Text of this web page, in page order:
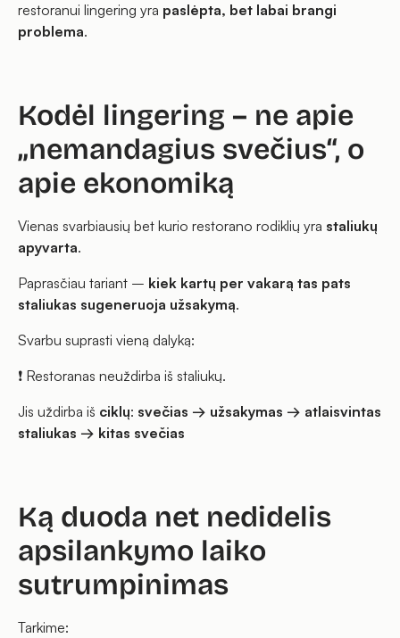
restoranui lingering yra paslėpta, bet labai brangi
problema.
Kodėl lingering – ne apie
„nemandagius svečius“, o
apie ekonomiką
Vienas svarbiausių bet kurio restorano rodiklių yra staliukų
apyvarta.
Paprasčiau tariant – kiek kartų per vakarą tas pats
staliukas sugeneruoja užsakymą.
Svarbu suprasti vieną dalyką:
❗ Restoranas neuždirba iš staliukų.
Jis uždirba iš ciklų: svečias → užsakymas → atlaisvintas
staliukas → kitas svečias
Ką duoda net nedidelis
apsilankymo laiko
sutrumpinimas
Tarkime: